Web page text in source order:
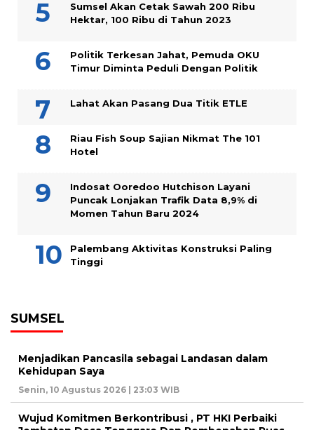
Sumsel Akan Cetak Sawah 200 Ribu
Hektar, 100 Ribu di Tahun 2023
Politik Terkesan Jahat, Pemuda OKU
Timur Diminta Peduli Dengan Politik
Lahat Akan Pasang Dua Titik ETLE
Riau Fish Soup Sajian Nikmat The 101
Hotel
Indosat Ooredoo Hutchison Layani
Puncak Lonjakan Trafik Data 8,9% di
Momen Tahun Baru 2024
Palembang Aktivitas Konstruksi Paling
Tinggi
SUMSEL
Menjadikan Pancasila sebagai Landasan dalam
Kehidupan Saya
Senin, 10 Agustus 2026 | 23:03 WIB
Wujud Komitmen Berkontribusi , PT HKI Perbaiki